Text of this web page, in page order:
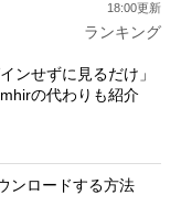
ランキング
18:00更新
ンせずに見るだけ」
の代わりも紹介
ンロードする方法